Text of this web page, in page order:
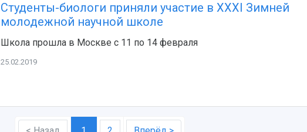
Студенты-биологи приняли участие в XXXI Зимней
молодежной научной школе
Школа прошла в Москве с 11 по 14 февраля
25.02.2019